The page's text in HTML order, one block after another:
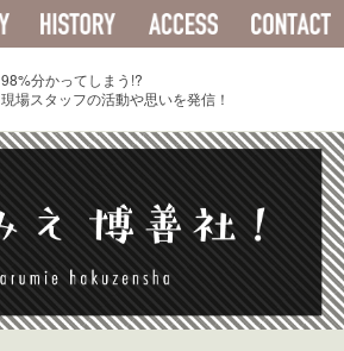
98%分かってしまう!?
現場スタッフの活動や思いを発信！